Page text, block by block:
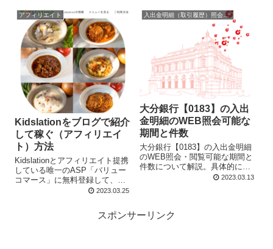
アフィリエイト
Kidslationをブログで紹介
して稼ぐ（アフィリエイ
ト）方法
Kidslationとアフィリエイト提携
している唯一のASP「バリュー
コマース」に無料登録して、ブ
ログ記事で商品紹介をすること
回限定6食セットをモニター特化
価格」「入会金・年会費・解約
2023.03.25
入出金明細（取引履歴）照会・閲覧
大分銀行【0183】の入出
金明細のWEB照会可能な
期間と件数
大分銀行【0183】の入出金明細
のWEB照会・閲覧可能な期間と
件数について解説。具体的に
は、大分銀行ビジネスダイレク
まで照会可能。
2023.03.13
スポンサーリンク